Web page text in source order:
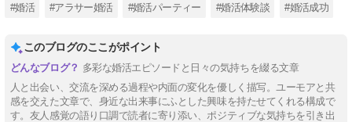
#婚活 #アラサー婚活 #婚活パーティー #婚活体験談 #婚活成功
このブログのここがポイント
多彩な婚活エピソードと日々の気持ちを綴る文章
人と出会い、交流を深める過程や内面の変化を優しく描写。ユーモアと共
感を交えた文章で、身近な出来事にふとした興味を持たせてくれる構成で
す。友人感覚の語り口調で読者に寄り添い、ポジティブな気持ちを引き出